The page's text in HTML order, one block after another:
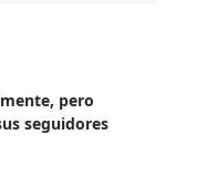
pero
seguidores